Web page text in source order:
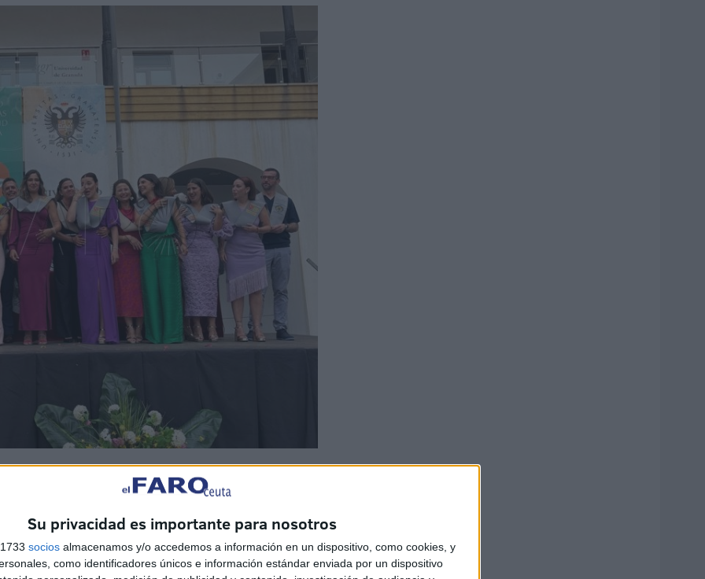
Su privacidad es importante para nosotros
socios almacenamos y/o accedemos a información en un dispositivo, como cookies, y
como identificadores únicos e información estándar enviada por un dispositivo
jóvenes han estado acompañados porsus familiares
unos segundos padres para ellos durante esta etapa.